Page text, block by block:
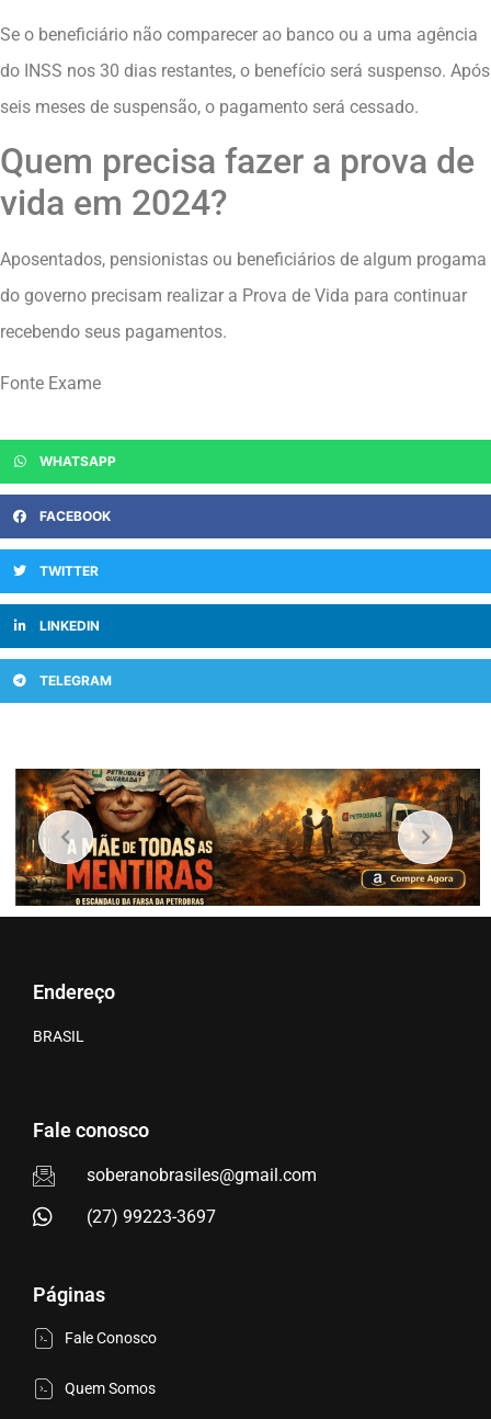
Se o beneficiário não comparecer ao banco ou a uma agência
do INSS nos 30 dias restantes, o benefício será suspenso. Após
seis meses de suspensão, o pagamento será cessado.
Quem precisa fazer a prova de
vida em 2024?
Aposentados, pensionistas ou beneficiários de algum progama
do governo precisam realizar a Prova de Vida para continuar
recebendo seus pagamentos.
Fonte Exame
WHATSAPP
FACEBOOK
TWITTER
LINKEDIN
TELEGRAM
Endereço
BRASIL
Fale conosco
soberanobrasiles@gmail.com
(27) 99223-3697
Páginas
Fale Conosco
Quem Somos